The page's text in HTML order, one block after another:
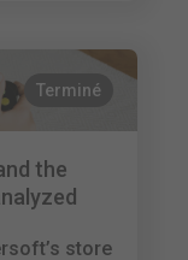
Terminé
the
store